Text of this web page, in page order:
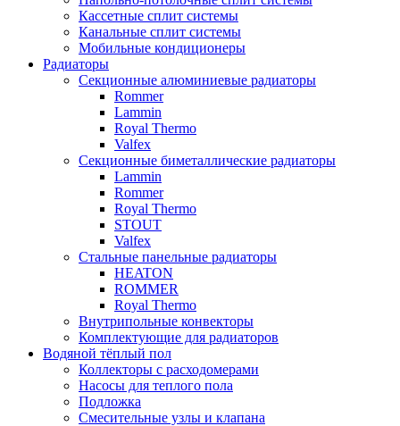
Кассетные сплит системы
Канальные сплит системы
Мобильные кондиционеры
Радиаторы
Секционные алюминиевые радиаторы
Rommer
Lammin
Royal Thermo
Valfex
Секционные биметаллические радиаторы
Lammin
Rommer
Royal Thermo
STOUT
Valfex
Стальные панельные радиаторы
HEATON
ROMMER
Royal Thermo
Внутрипольные конвекторы
Комплектующие для радиаторов
Водяной тёплый пол
Коллекторы с расходомерами
Насосы для теплого пола
Подложка
Смесительные узлы и клапана